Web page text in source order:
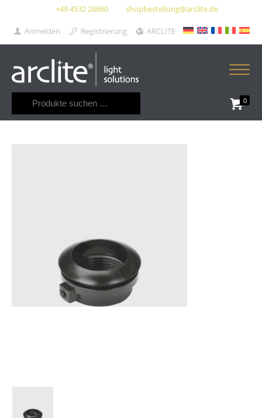
+49 4532 28680 shopbestellung@arclite.de
Anmelden Registrierung ARCLITE
0